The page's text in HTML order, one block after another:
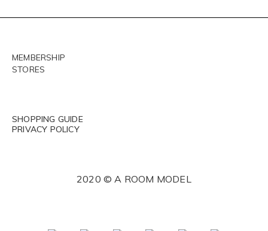
MEMBERSHIP
STORES
SHOPPING GUIDE
PRIVACY POLICY
2020 © A ROOM MODEL